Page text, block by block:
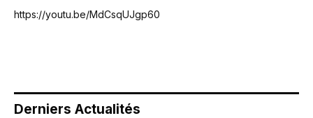
https://youtu.be/MdCsqUJgp60
Derniers Actualités